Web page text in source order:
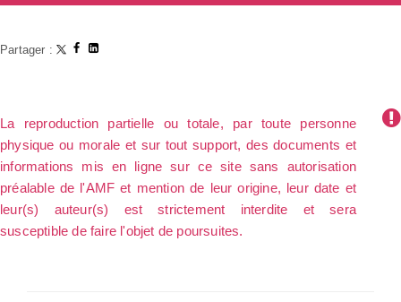
Partager :
La reproduction partielle ou totale, par toute personne
physique ou morale et sur tout support, des documents et
informations mis en ligne sur ce site sans autorisation
préalable de l'AMF et mention de leur origine, leur date et
leur(s) auteur(s) est strictement interdite et sera
susceptible de faire l'objet de poursuites.